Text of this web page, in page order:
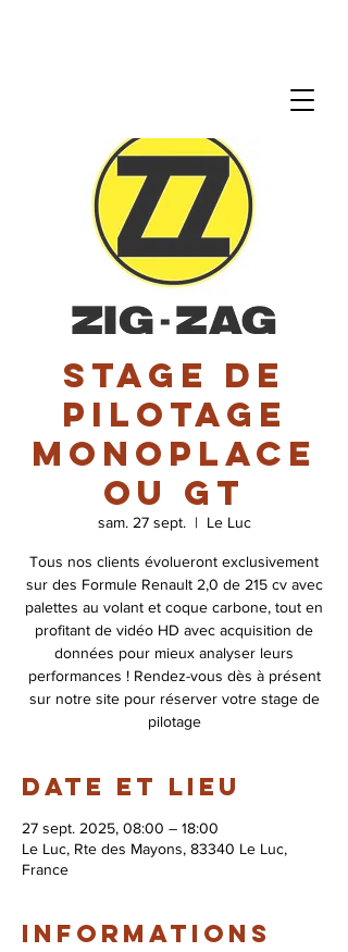
Stage de
pilotage
monoplace
ou GT
sam. 27 sept.
  |
Le Luc
Tous nos clients évolueront exclusivement
sur des Formule Renault 2,0 de 215 cv avec
palettes au volant et coque carbone, tout en
profitant de vidéo HD avec acquisition de
données pour mieux analyser leurs
performances ! Rendez-vous dès à présent
sur notre site pour réserver votre stage de
pilotage
Date et lieu
27 sept. 2025, 08:00 – 18:00
Le Luc, Rte des Mayons, 83340 Le Luc,
France
Informations